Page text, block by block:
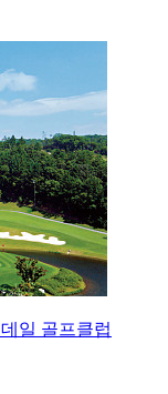
일 골프클럽